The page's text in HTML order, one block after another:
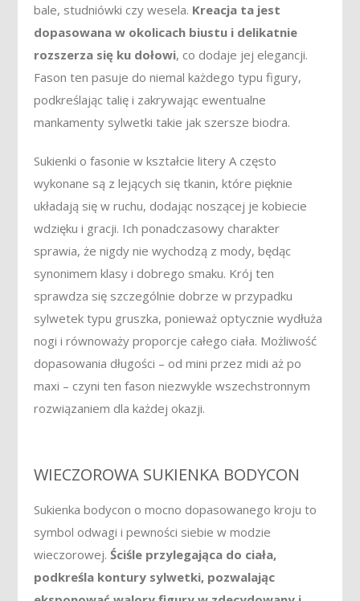
bale, studniówki czy wesela. Kreacja ta jest
dopasowana w okolicach biustu i delikatnie
rozszerza się ku dołowi, co dodaje jej elegancji.
Fason ten pasuje do niemal każdego typu figury,
podkreślając talię i zakrywając ewentualne
mankamenty sylwetki takie jak szersze biodra.
Sukienki o fasonie w kształcie litery A często
wykonane są z lejących się tkanin, które pięknie
układają się w ruchu, dodając noszącej je kobiecie
wdzięku i gracji. Ich ponadczasowy charakter
sprawia, że nigdy nie wychodzą z mody, będąc
synonimem klasy i dobrego smaku. Krój ten
sprawdza się szczególnie dobrze w przypadku
sylwetek typu gruszka, ponieważ optycznie wydłuża
nogi i równoważy proporcje całego ciała. Możliwość
dopasowania długości – od mini przez midi aż po
maxi – czyni ten fason niezwykle wszechstronnym
rozwiązaniem dla każdej okazji.
WIECZOROWA SUKIENKA BODYCON
Sukienka bodycon o mocno dopasowanego kroju to
symbol odwagi i pewności siebie w modzie
wieczorowej.Ściśle przylegająca do ciała,
podkreśla kontury sylwetki, pozwalając